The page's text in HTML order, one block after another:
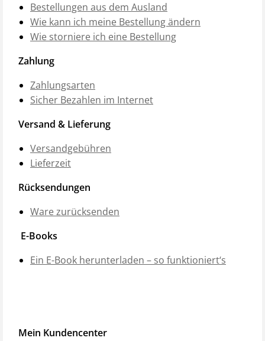
Bestellungen aus dem Ausland
Wie kann ich meine Bestellung ändern
Wie storniere ich eine Bestellung
Zahlung
Zahlungsarten
Sicher Bezahlen im Internet
Versand & Lieferung
Versandgebühren
Lieferzeit
Rücksendungen
Ware zurücksenden
E-Books
Ein E-Book herunterladen – so funktioniert‘s
Mein Kundencenter